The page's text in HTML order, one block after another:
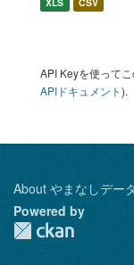
API Keyを使って
APIドキュメント).
About やまなしデー
Powered by